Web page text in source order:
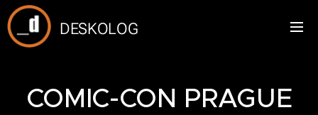
DESKOLOG
COMIC-CON PRAGUE